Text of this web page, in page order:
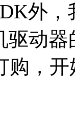
外
驱动
购，